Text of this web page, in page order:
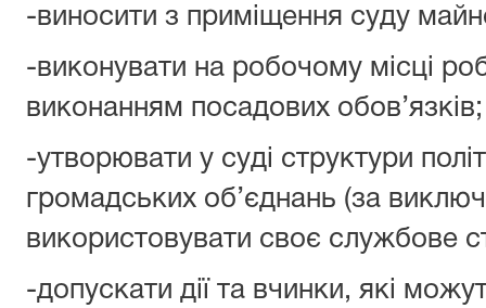
-виносити з приміщення суду
-виконувати на робочому місці
виконанням посадових обов’язків;
-утворювати у суді структури
громадських об’єднань (за
використовувати своє службове
-допускати дії та вчинки, які